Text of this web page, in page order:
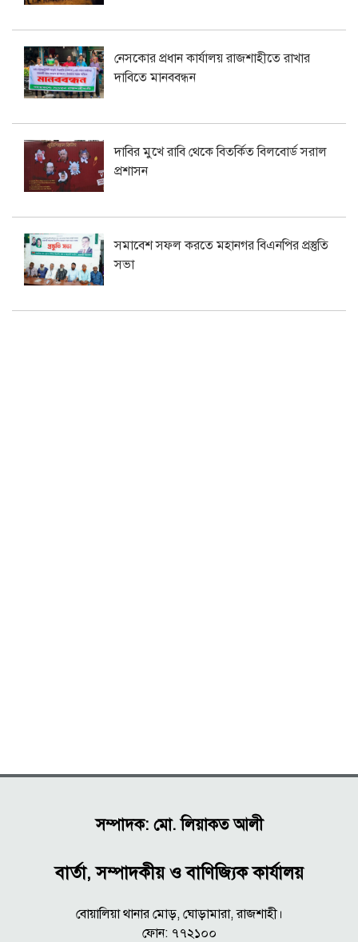
নেসকোর প্রধান কার্যালয় রাজশাহীতে রাখার
দাবিতে মানববন্ধন
দাবির মুখে রাবি থেকে বিতর্কিত বিলবোর্ড সরাল
প্রশাসন
সমাবেশ সফল করতে মহানগর বিএনপির প্রস্তুতি
সভা
সম্পাদক: মো. লিয়াকত আলী
বার্তা, সম্পাদকীয় ও বাণিজ্যিক কার্যালয়
বোয়ালিয়া থানার মোড়, ঘোড়ামারা, রাজশাহী।
ফোন: ৭৭২১০০